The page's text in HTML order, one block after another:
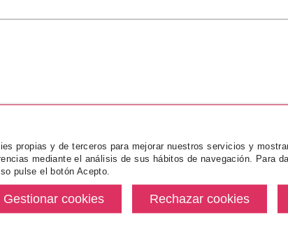
HUGO BOSS HUGO XY EDT 100
ML
Pvr 66.75€
-54%
desde
30.99€
1
propias y de terceros para mejorar nuestros servicios y
mediante el análisis de sus hábitos de navegación. Para
pulse el botón Acepto.